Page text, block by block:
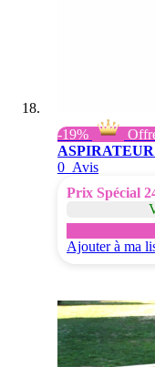
-19%
0 Avis
Prix Spécial
Ajouter à ma